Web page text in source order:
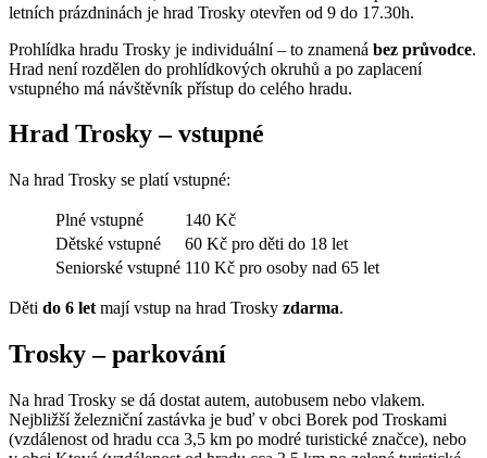
letních prázdninách je hrad Trosky otevřen od 9 do 17.30h.
Prohlídka hradu Trosky je individuální – to znamená bez průvodce.
Hrad není rozdělen do prohlídkových okruhů a po zaplacení
vstupného má návštěvník přístup do celého hradu.
Hrad Trosky – vstupné
Na hrad Trosky se platí vstupné:
Plné vstupné
140 Kč
Dětské vstupné
60 Kč pro děti do 18 let
Seniorské vstupné 110 Kč pro osoby nad 65 let
Děti do 6 let mají vstup na hrad Trosky zdarma.
Trosky – parkování
Na hrad Trosky se dá dostat autem, autobusem nebo vlakem.
Nejbližší železniční zastávka je buď v obci Borek pod Troskami
(vzdálenost od hradu cca 3,5 km po modré turistické značce), nebo